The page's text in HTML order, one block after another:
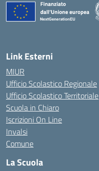
Link Esterni
MIUR
Ufficio Scolastico Regionale
Ufficio Scolastico Territoriale
Scuola in Chiaro
Iscrizioni On Line
Invalsi
Comune
La Scuola